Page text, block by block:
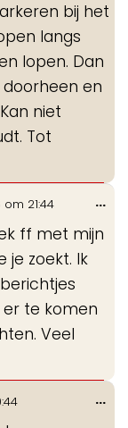
bij het
langs
lopen. Dan
en
niet
Tot
om 21:44
ff met mijn
je zoekt. Ik
te komen
Veel
...
...